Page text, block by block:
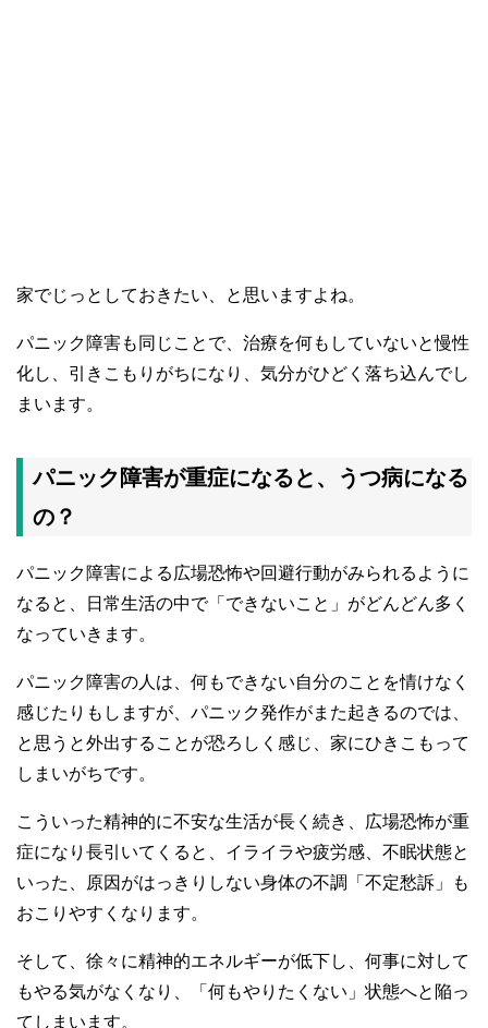
家でじっとしておきたい、と思いますよね。
パニック障害も同じことで、治療を何もしていないと慢性
化し、引きこもりがちになり、気分がひどく落ち込んでし
まいます。
パニック障害が重症になると、うつ病になる
の？
パニック障害による広場恐怖や回避行動がみられるように
なると、日常生活の中で「できないこと」がどんどん多く
なっていきます。
パニック障害の人は、何もできない自分のことを情けなく
感じたりもしますが、パニック発作がまた起きるのでは、
と思うと外出することが恐ろしく感じ、家にひきこもって
しまいがちです。
こういった精神的に不安な生活が長く続き、広場恐怖が重
症になり長引いてくると、イライラや疲労感、不眠状態と
いった、原因がはっきりしない身体の不調「不定愁訴」も
おこりやすくなります。
そして、徐々に精神的エネルギーが低下し、何事に対して
もやる気がなくなり、「何もやりたくない」状態へと陥っ
てしまいます。